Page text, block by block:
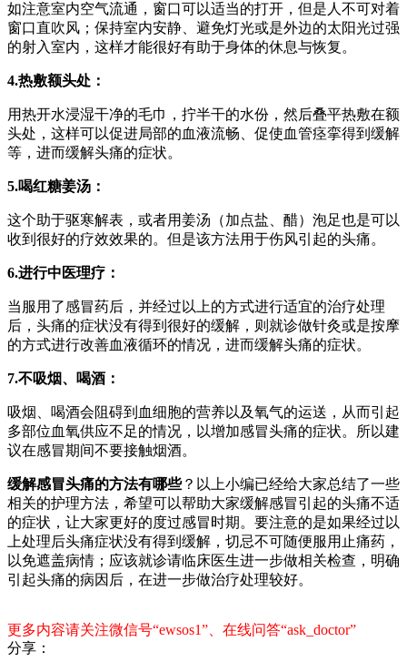
如注意室内空气流通，窗口可以适当的打开，但是人不可对着
窗口直吹风；保持室内安静、避免灯光或是外边的太阳光过强
的射入室内，这样才能很好有助于身体的休息与恢复。
4.热敷额头处：
用热开水浸湿干净的毛巾，拧半干的水份，然后叠平热敷在额
头处，这样可以促进局部的血液流畅、促使血管痉挛得到缓解
等，进而缓解头痛的症状。
5.喝红糖姜汤：
这个助于驱寒解表，或者用姜汤（加点盐、醋）泡足也是可以
收到很好的疗效效果的。但是该方法用于伤风引起的头痛。
6.进行中医理疗：
当服用了感冒药后，并经过以上的方式进行适宜的治疗处理
后，头痛的症状没有得到很好的缓解，则就诊做针灸或是按摩
的方式进行改善血液循环的情况，进而缓解头痛的症状。
7.不吸烟、喝酒：
吸烟、喝酒会阻碍到血细胞的营养以及氧气的运送，从而引起
多部位血氧供应不足的情况，以增加感冒头痛的症状。所以建
议在感冒期间不要接触烟酒。
缓解感冒头痛的方法有哪些？以上小编已经给大家总结了一些
相关的护理方法，希望可以帮助大家缓解感冒引起的头痛不适
的症状，让大家更好的度过感冒时期。要注意的是如果经过以
上处理后头痛症状没有得到缓解，切忌不可随便服用止痛药，
以免遮盖病情；应该就诊请临床医生进一步做相关检查，明确
引起头痛的病因后，在进一步做治疗处理较好。
更多内容请关注微信号“ewsos1”、在线问答“ask_doctor”
分享：